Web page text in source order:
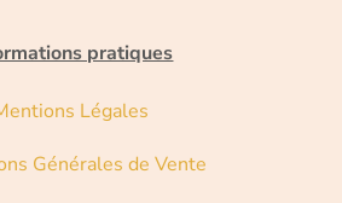
pratiques
Légales
Générales de Vente